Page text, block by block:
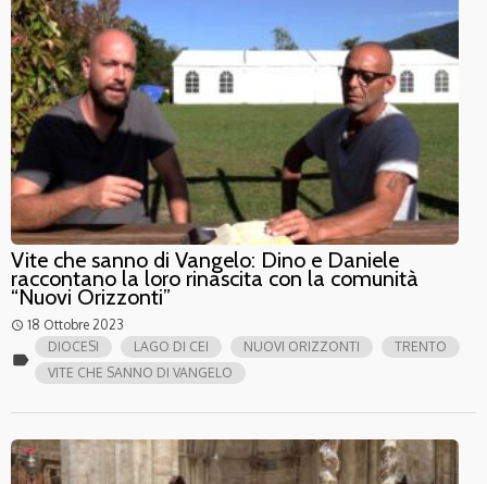
Vite che sanno di Vangelo: Dino e Daniele
raccontano la loro rinascita con la comunità
“Nuovi Orizzonti”
access_time 18 Ottobre 2023
label
DIOCESI LAGO DI CEI NUOVI ORIZZONTI
TRENTO
VITE CHE SANNO DI VANGELO